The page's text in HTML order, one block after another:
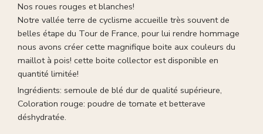
Nos roues rouges et blanches!
Notre vallée terre de cyclisme accueille très souvent de
belles étape du Tour de France, pour lui rendre hommage
nous avons créer cette magnifique boite aux couleurs du
maillot à pois! cette boite collector est disponible en
quantité limitée!
Ingrédients: semoule de blé dur de qualité supérieure,
Coloration rouge: poudre de tomate et betterave
déshydratée.